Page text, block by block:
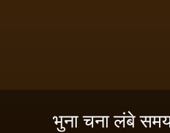
भुना चना लंबे